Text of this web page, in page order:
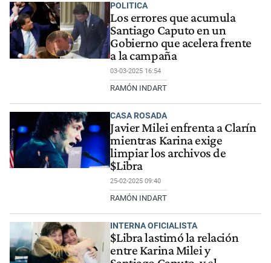
POLITICA
Los errores que acumula
Santiago Caputo en un
Gobierno que acelera frente
a la campaña
03-03-2025 16:54
RAMÓN INDART
CASA ROSADA
Javier Milei enfrenta a Clarín
mientras Karina exige
limpiar los archivos de
$Libra
25-02-2025 09:40
RAMÓN INDART
INTERNA OFICIALISTA
$Libra lastimó la relación
entre Karina Milei y